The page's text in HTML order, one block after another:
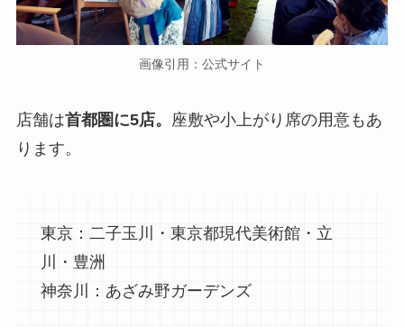
画像引用：公式サイト
店舗は首都圏に5店。
座敷や小上がり席の用意もあ
ります。
東京：二子玉川・東京都現代美術館・立
川・豊洲
神奈川：あざみ野ガーデンズ